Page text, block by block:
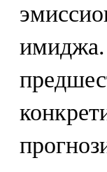
имиджа.